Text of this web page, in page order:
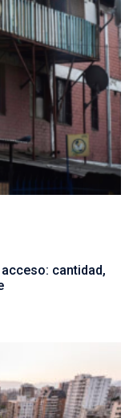
cantidad,